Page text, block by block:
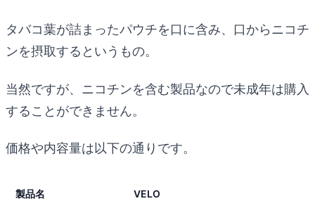
タバコ葉が詰まったパウチを口に含み、口からニコチ
ンを摂取するというもの。
当然ですが、ニコチンを含む製品なので未成年は購入
することができません。
価格や内容量は以下の通りです。
製品名 VELO